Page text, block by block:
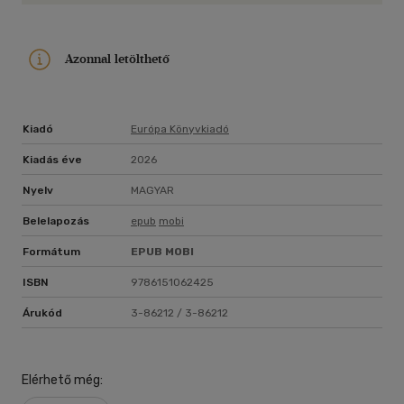
Azonnal letölthető
Kiadó Európa Könyvkiadó
Kiadás éve 2026
Nyelv MAGYAR
Belelapozás epub mobi
Formátum EPUB MOBI
ISBN 9786151062425
Árukód 3-86212 / 3-86212
Elérhető még: